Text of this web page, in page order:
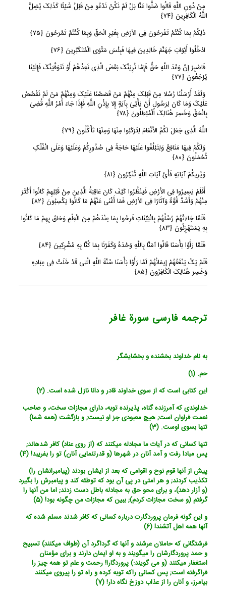
مِنْ دُونِ اللَّهِ قَالُوا ضَلُّوا عَنَّا بَلْ لَمْ نَکُنْ نَدْعُو مِنْ قَبْلُ شَیْئًا کَذَلِکَ یُضِلُّ
اللَّهُ الْکَافِرِینَ ﴿٧٤﴾
ذَلِکُمْ بِمَا کُنْتُمْ تَفْرَحُونَ فِی الأرْضِ بِغَیْرِ الْحَقِّ وَبِمَا کُنْتُمْ تَمْرَحُونَ ﴿٧٥﴾
ادْخُلُوا أَبْوَابَ جَهَنَّمَ خَالِدِینَ فِیهَا فَبِئْسَ مَثْوَى الْمُتَکَبِّرِینَ ﴿٧٦﴾
فَاصْبِرْ إِنَّ وَعْدَ اللَّهِ حَقٌّ فَإِمَّا نُرِیَنَّکَ بَعْضَ الَّذِی نَعِدُهُمْ أَوْ نَتَوَفَّیَنَّکَ فَإِلَیْنَا
یُرْجَعُونَ ﴿٧٧﴾
وَلَقَدْ أَرْسَلْنَا رُسُلا مِنْ قَبْلِکَ مِنْهُمْ مَنْ قَصَصْنَا عَلَیْکَ وَمِنْهُمْ مَنْ لَمْ نَقْصُصْ
عَلَیْکَ وَمَا کَانَ لِرَسُولٍ أَنْ یَأْتِیَ بِآیَةٍ إِلا بِإِذْنِ اللَّهِ فَإِذَا جَاءَ أَمْرُ اللَّهِ قُضِیَ
بِالْحَقِّ وَخَسِرَ هُنَالِکَ الْمُبْطِلُونَ ﴿٧٨﴾
اللَّهُ الَّذِی جَعَلَ لَکُمُ الأنْعَامَ لِتَرْکَبُوا مِنْهَا وَمِنْهَا تَأْکُلُونَ ﴿٧٩﴾
وَلَکُمْ فِیهَا مَنَافِعُ وَلِتَبْلُغُوا عَلَیْهَا حَاجَةً فِی صُدُورِکُمْ وَعَلَیْهَا وَعَلَى الْفُلْکِ
تُحْمَلُونَ ﴿٨٠﴾
وَیُرِیکُمْ آیَاتِهِ فَأَیَّ آیَاتِ اللَّهِ تُنْکِرُونَ ﴿٨١﴾
أَفَلَمْ یَسِیرُوا فِی الأرْضِ فَیَنْظُرُوا کَیْفَ کَانَ عَاقِبَةُ الَّذِینَ مِنْ قَبْلِهِمْ کَانُوا أَکْثَرَ
مِنْهُمْ وَأَشَدَّ قُوَّةً وَآثَارًا فِی الأرْضِ فَمَا أَغْنَى عَنْهُمْ مَا کَانُوا یَکْسِبُونَ ﴿٨٢﴾
فَلَمَّا جَاءَتْهُمْ رُسُلُهُمْ بِالْبَیِّنَاتِ فَرِحُوا بِمَا عِنْدَهُمْ مِنَ الْعِلْمِ وَحَاقَ بِهِمْ مَا کَانُوا
بِهِ یَسْتَهْزِئُونَ ﴿٨٣﴾
فَلَمَّا رَأَوْا بَأْسَنَا قَالُوا آمَنَّا بِاللَّهِ وَحْدَهُ وَکَفَرْنَا بِمَا کُنَّا بِهِ مُشْرِکِینَ ﴿٨٤﴾
فَلَمْ یَکُ یَنْفَعُهُمْ إِیمَانُهُمْ لَمَّا رَأَوْا بَأْسَنَا سُنَّةَ اللَّهِ الَّتِی قَدْ خَلَتْ فِی عِبَادِهِ
وَخَسِرَ هُنَالِکَ الْکَافِرُونَ ﴿٨٥﴾
ترجمه فارسی سورة غافر
به نام خداوند بخشنده و بخشایشگر
حم. (1)
این کتابی است که از سوی خداوند قادر و دانا نازل شده است. (2)
خداوندی که آمرزنده گناه، پذیرنده توبه، دارای مجازات سخت، و صاحب
نعمت فراوان است; هیچ معبودی جز او نیست; و بازگشت (همه شما)
تنها بسوی اوست. (3)
تنها کسانی که در آیات ما مجادله می‏کنند که (از روی عناد) کافر شده‏اند;
پس مبادا رفت و آمد آنان در شهرها (و قدرت‏نمایی آنان) تو را بفریبد! (4)
پیش از آنها قوم نوح و اقوامی که بعد از ایشان بودند (پیامبرانشان را)
تکذیب کردند; و هر امتی در پی آن بود که توطئه کند و پیامبرش را بگیرد
(و آزار دهد)، و برای محو حق به مجادله باطل دست زدند; اما من آنها را
گرفتم (و سخت مجازات کردم); ببین که مجازات من چگونه بود! (5)
و این گونه فرمان پروردگارت درباره کسانی که کافر شدند مسلم شده که
آنها همه اهل آتشند! (6)
فرشتگانی که حاملان عرشند و آنها که گرداگرد آن (طواف می‏کنند) تسبیح
و حمد پروردگارشان را می‏گویند و به او ایمان دارند و برای مؤمنان
استغفار می‏کنند (و می گویند:) پروردگارا! رحمت و علم تو همه چیز را
فراگرفته است; پس کسانی راکه توبه کرده و راه تو را پیروی می‏کنند
بیامرز، و آنان را از عذاب دوزخ نگاه دار! (7)